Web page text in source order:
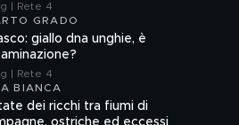
| Rete 4
GRADO
giallo dna unghie, è
| Rete 4
BIANCA
dei ricchi tra fiumi di
ostriche ed eccessi